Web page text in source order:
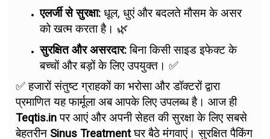
एलर्जी से सुरक्षा: धूल, धुएं और बदलते मौसम के असर
को खत्म करता है। 🌿
सुरक्षित और असरदार:बिना किसी साइड इफेक्ट के
बच्चों और बड़ों के लिए उपयुक्त। ✅
✅ हजारों संतुष्ट ग्राहकों का भरोसा और डॉक्टरों द्वारा
प्रमाणित यह फार्मूला अब आपके लिए उपलब्ध है। आज ही
Teqtis.inपर आएं और अपनी सेहत की सुरक्षा के लिए सबसे
बेहतरीन Sinus Treatmentघर बैठे मंगवाएं। सुरक्षित पैकिंग